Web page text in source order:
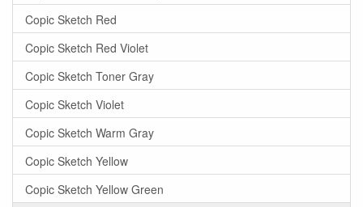
Copic Sketch Red
Copic Sketch Red Violet
Copic Sketch Toner Gray
Copic Sketch Violet
Copic Sketch Warm Gray
Copic Sketch Yellow
Copic Sketch Yellow Green